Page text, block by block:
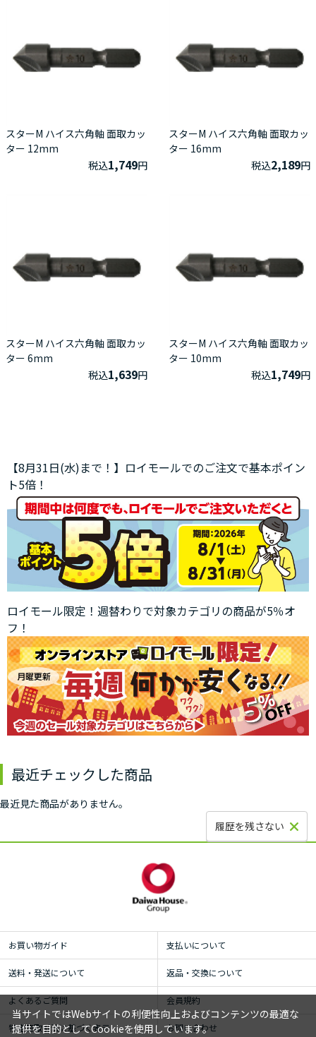
スターM ハイス六角軸 面取カッ
ター 12mm
税込1,749円
スターM ハイス六角軸 面取カッ
ター 16mm
税込2,189円
スターM ハイス六角軸 面取カッ
ター 6mm
税込1,639円
スターM ハイス六角軸 面取カッ
ター 10mm
税込1,749円
【8月31日(水)まで！】ロイモールでのご注文で基本ポイン
ト5倍！
ロイモール限定！週替わりで対象カテゴリの商品が5％オ
フ！
最近チェックした商品
最近見た商品がありません。
履歴を残さない
お買い物ガイド 支払いについて
送料・発送について 返品・交換について
よくあるご質問 会員規約
特定商取引法に基づく表示 お問い合わせ
当サイトではWebサイトの利便性向上およびコンテンツの最適な
提供を目的としてCookieを使用しています。